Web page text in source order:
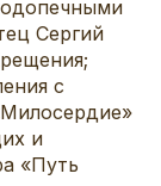
Сергий
с
и
«Путь